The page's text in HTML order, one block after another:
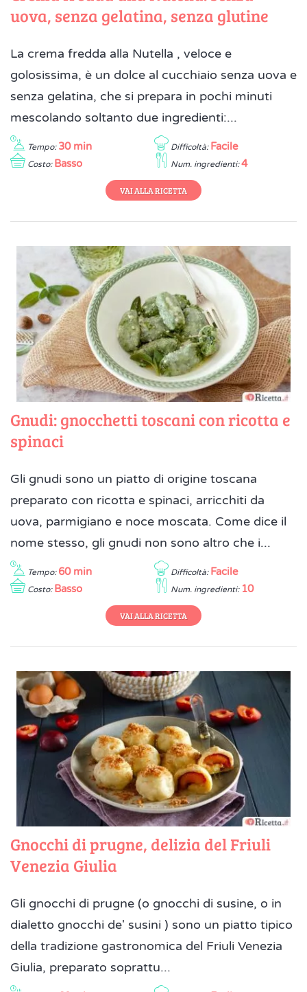
uova, senza gelatina, senza glutine
La crema fredda alla Nutella , veloce e
golosissima, è un dolce al cucchiaio senza uova e
senza gelatina, che si prepara in pochi minuti
mescolando soltanto due ingredienti:...
Tempo: 30 min Difficoltà: Facile
Costo: Basso Num. ingredienti: 4
VAI ALLA RICETTA
Gnudi: gnocchetti toscani con ricotta e
spinaci
Gli gnudi sono un piatto di origine toscana
preparato con ricotta e spinaci, arricchiti da
uova, parmigiano e noce moscata. Come dice il
nome stesso, gli gnudi non sono altro che i...
Tempo: 60 min Difficoltà: Facile
Costo: Basso Num. ingredienti: 10
VAI ALLA RICETTA
Gnocchi di prugne, delizia del Friuli
Venezia Giulia
Gli gnocchi di prugne (o gnocchi di susine, o in
dialetto gnocchi de' susini ) sono un piatto tipico
della tradizione gastronomica del Friuli Venezia
Giulia, preparato soprattu...